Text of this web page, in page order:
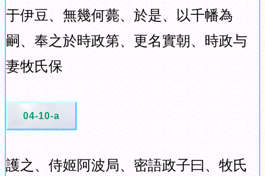
于伊豆、無幾何薨、於是、以千幡為
嗣、奉之於時政第、更名實朝、時政与
妻牧氏保
04-10-a
護之、侍姬阿波局、密語政子曰、牧氏